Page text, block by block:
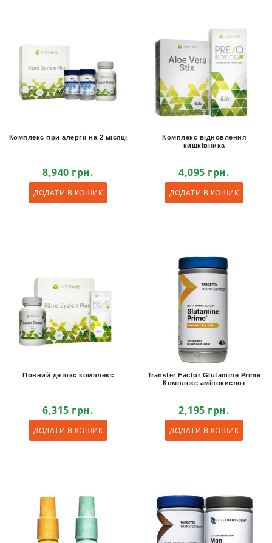
Комплекс при алергії на 2 місяці
8,940 грн.
ДОДАТИ В КОШИК
Комплекс відновлення
кишківника
4,095 грн.
ДОДАТИ В КОШИК
Повний детокс комплекс
6,315 грн.
ДОДАТИ В КОШИК
Transfer Factor Glutamine Prime
Комплекс амінокислот
2,195 грн.
ДОДАТИ В КОШИК